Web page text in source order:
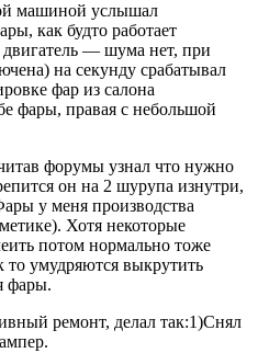
машиной услышал
как будто работает
— шума нет, при
на секунду срабатывал
фар из салона
фары, правая с небольшой
форумы узнал что нужно
он на 2 шурупа изнутри,
у меня производства
Хотя некоторые
потом нормально тоже
умудряются выкрутить
фары.
ремонт, делал так:1)Снял